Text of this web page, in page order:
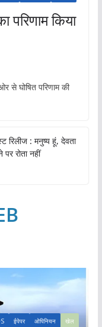
किया
से घोषित परिणाम की
रिलीज : मनुष्य हूं, देवता
रोता नहीं
ईपेपर ओपिनियन खेल